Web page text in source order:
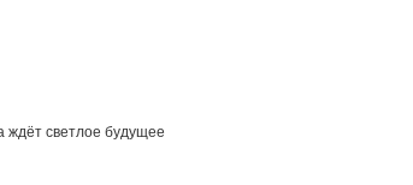
ждёт светлое будущее